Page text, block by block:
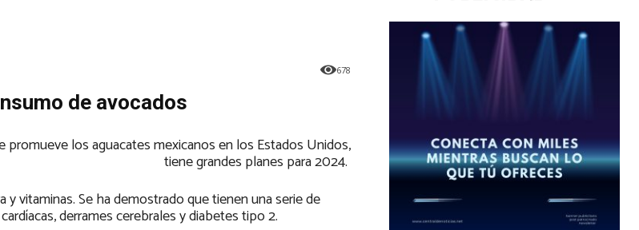
678
de avocados
promueve los aguacates mexicanos en los Estados Unidos,
tiene grandes planes para 2024.
vitaminas. Se ha demostrado que tienen una serie de
derrames cerebrales y diabetes tipo 2.